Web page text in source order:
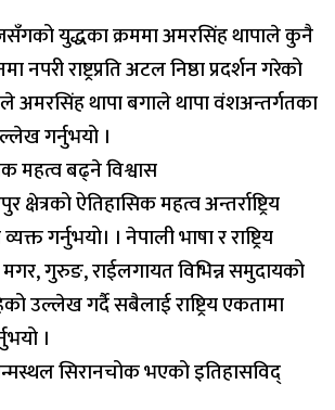
युद्धका क्रममा अमरसिंह थापाले कुनै
नपरी राष्ट्रप्रति अटल निष्ठा प्रदर्शन गरेको
अमरसिंह थापा बगाले थापा वंशअन्तर्गतका
गर्नुभयो ।
महत्व बढ्ने विश्वास
ऐतिहासिक महत्व अन्तर्राष्ट्रिय
गर्नुभयो। । नेपाली भाषा र राष्ट्रिय
गुरुङ, राईलगायत विभिन्न समुदायको
उल्लेख गर्दै सबैलाई राष्ट्रिय एकतामा
।
सिरानचोक भएको इतिहासविद्